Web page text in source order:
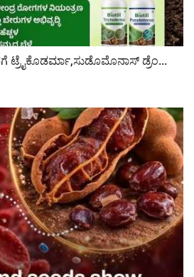
ಟ್ರೈಕೊಡರ್ಮಾ,ಸುಡೊಮೊನಾಸ್ ಡ್ರೆಂ...